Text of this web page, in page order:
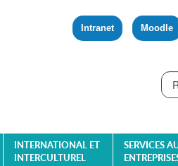
Intranet Moodle
INTERNATIONAL ET
INTERCULTUREL
SERVICES